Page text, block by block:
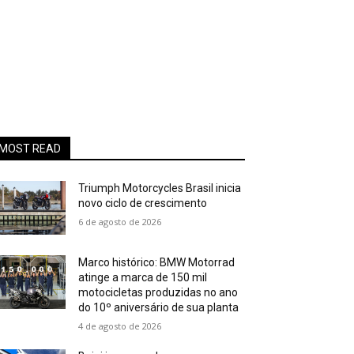
MOST READ
Triumph Motorcycles Brasil inicia
novo ciclo de crescimento
6 de agosto de 2026
Marco histórico: BMW Motorrad
atinge a marca de 150 mil
motocicletas produzidas no ano
do 10º aniversário de sua planta
4 de agosto de 2026